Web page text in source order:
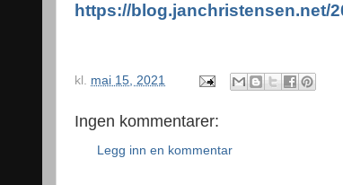
https://blog.janchristensen.net/
kl. mai 15, 2021
Ingen kommentarer:
Legg inn en kommentar